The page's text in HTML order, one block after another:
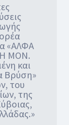
«ΑΛΦΑ
ΜΟΝ.
και
Βρύση»
του
της